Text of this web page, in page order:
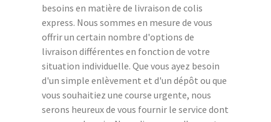
besoins en matière de livraison de colis
express. Nous sommes en mesure de vous
offrir un certain nombre d'options de
livraison différentes en fonction de votre
situation individuelle. Que vous ayez besoin
d'un simple enlèvement et d'un dépôt ou que
vous souhaitiez une course urgente, nous
serons heureux de vous fournir le service dont